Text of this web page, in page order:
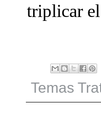
triplicar
Temas